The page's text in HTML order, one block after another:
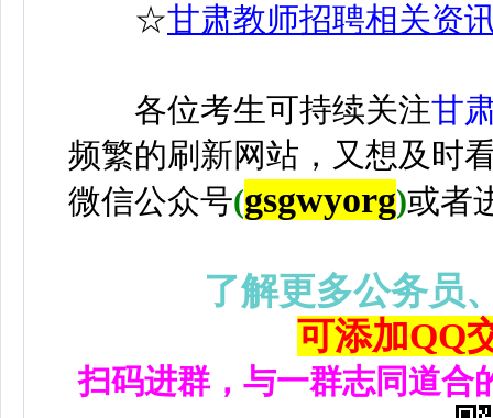
☆甘肃教师招聘相关资
各位考生可持续关注甘
频繁的刷新网站，又想及时
微信公众号(gsgwyorg)或者
了解更多公务员
可添加QQ
扫码进群，与一群志同道合